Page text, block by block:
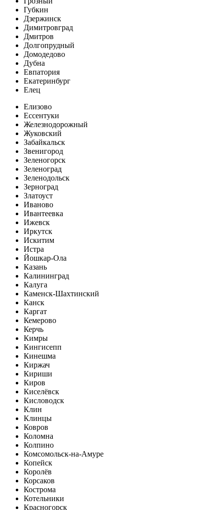
Губкин
Дзержинск
Димитровград
Дмитров
Долгопрудный
Домодедово
Дубна
Евпатория
Екатеринбург
Елец
Елизово
Ессентуки
Железнодорожный
Жуковский
Забайкальск
Звенигород
Зеленогорск
Зеленоград
Зеленодольск
Зерноград
Златоуст
Иваново
Ивантеевка
Ижевск
Иркутск
Искитим
Истра
Йошкар-Ола
Казань
Калининград
Калуга
Каменск-Шахтинский
Канск
Каргат
Кемерово
Керчь
Кимры
Кингисепп
Кинешма
Киржач
Кириши
Киров
Киселёвск
Кисловодск
Клин
Клинцы
Ковров
Коломна
Колпино
Комсомольск-на-Амуре
Копейск
Королёв
Корсаков
Кострома
Котельники
Красногорск